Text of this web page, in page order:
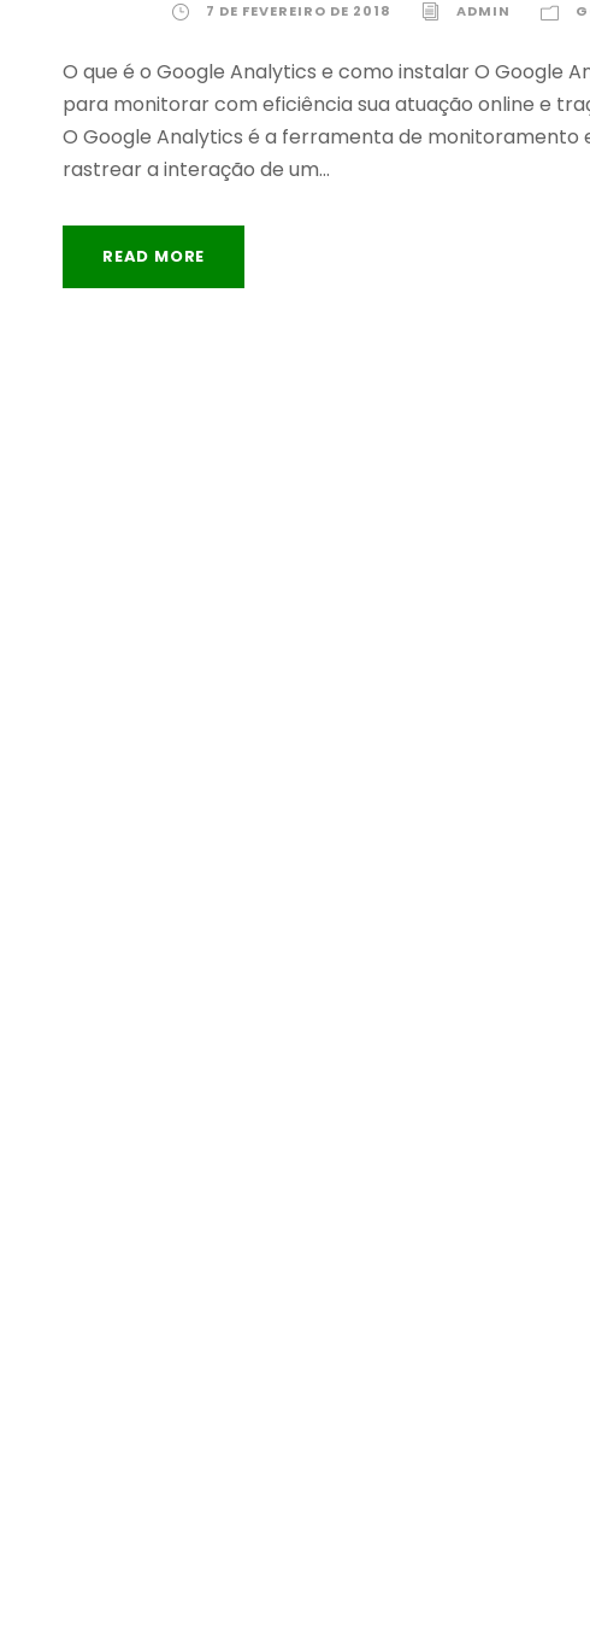
7 DE FEVEREIRO DE 2018 ADMIN
O que é o Google Analytics e como instalar O Google
para monitorar com eficiência sua atuação online e
O Google Analytics é a ferramenta de monitoramento
rastrear a interação de um...
READ MORE